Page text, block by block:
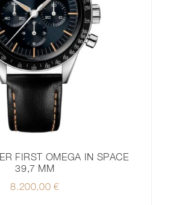
FIRST OMEGA IN SPACE
39,7 MM
8.200,00€